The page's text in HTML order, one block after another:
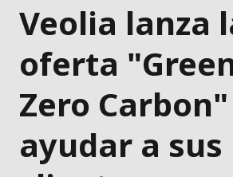
Veolia lanza
oferta
Zero
ayudar a sus